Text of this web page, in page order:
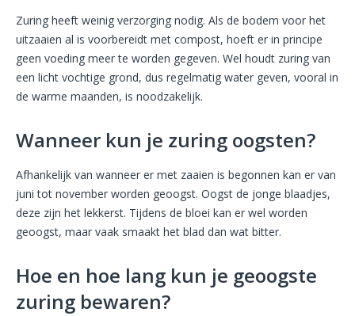
Zuring heeft weinig verzorging nodig. Als de bodem voor het
uitzaaien al is voorbereidt met compost, hoeft er in principe
geen voeding meer te worden gegeven. Wel houdt zuring van
een licht vochtige grond, dus regelmatig water geven, vooral in
de warme maanden, is noodzakelijk.
Wanneer kun je zuring oogsten?
Afhankelijk van wanneer er met zaaien is begonnen kan er van
juni tot november worden geoogst. Oogst de jonge blaadjes,
deze zijn het lekkerst. Tijdens de bloei kan er wel worden
geoogst, maar vaak smaakt het blad dan wat bitter.
Hoe en hoe lang kun je geoogste
zuring bewaren?